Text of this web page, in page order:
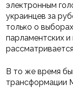
электронным
украинцев за
только о
парламентских
В то же время
трансформации